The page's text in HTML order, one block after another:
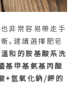
非常容易帶走手
。建議選擇肥皂
和的胺基酸系洗
基甲基氨基丙酸
+氫氧化鈉/鉀的